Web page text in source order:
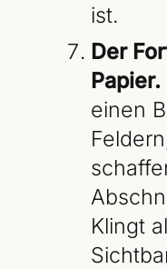
ist.
Der
Papier.
einen
Klingt